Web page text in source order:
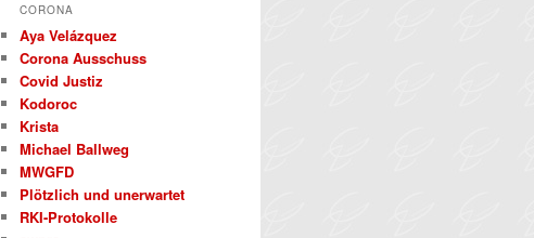
CORONA
Aya Velázquez
Corona Ausschuss
Covid Justiz
Kodoroc
Krista
Michael Ballweg
MWGFD
Plötzlich und unerwartet
RKI-Protokolle